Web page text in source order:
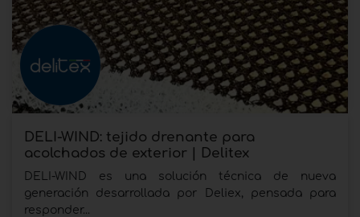
DELI-WIND: tejido drenante para
acolchados de exterior | Delitex
DELI-WIND es una solución técnica de nueva
generación desarrollada por Deliex, pensada para
responder...